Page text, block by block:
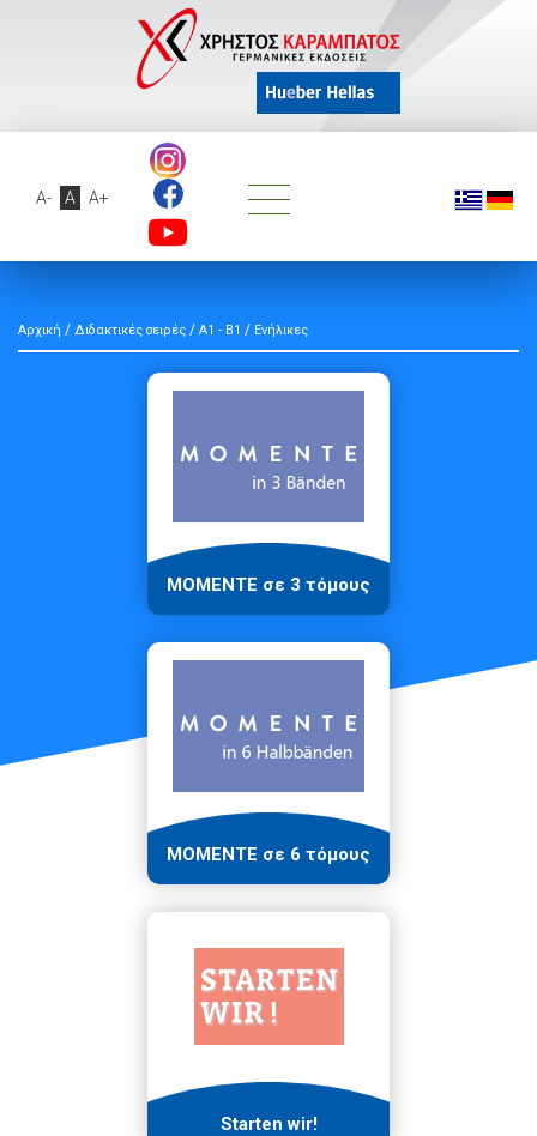
A- A A+
Αρχική / Διδακτικές σειρές / A1 - B1 / Ενήλικες
ΜΟΜΕΝΤΕ σε 3 τόμους
MOMENTE σε 6 τόμους
Starten wir!